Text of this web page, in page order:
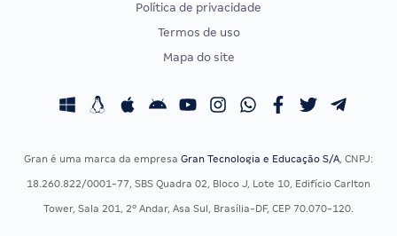
CONCURSOS POR PROFISSÃO
Concursos Fiscais
Concursos Saúde
EXAME DE ORDEM
Calendário OAB
Política de privacidade
Termos de uso
Mapa do site
Gran é uma marca da empresa Gran Tecnologia e Educação S/A, CNPJ:
18.260.822/0001-77, SBS Quadra 02, Bloco J, Lote 10, Edifício Carlton
Tower, Sala 201, 2º Andar, Asa Sul, Brasília-DF, CEP 70.070-120.